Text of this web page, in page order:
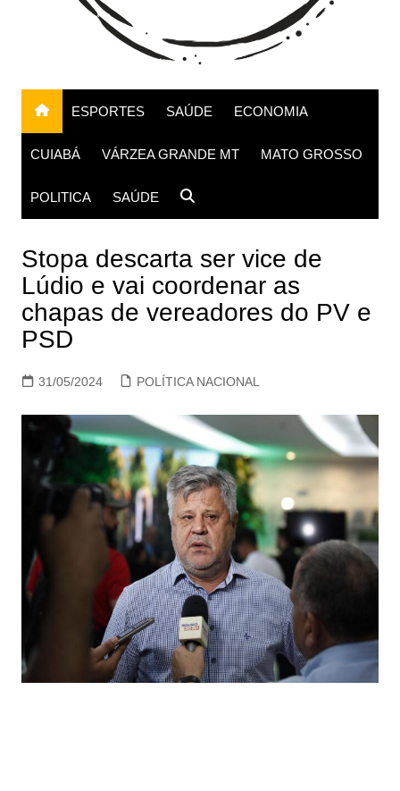
ESPORTES SAÚDE ECONOMIA
CUIABÁ VÁRZEA GRANDE MT MATO GROSSO
POLITICA SAÚDE
Stopa descarta ser vice de
Lúdio e vai coordenar as
chapas de vereadores do PV e
PSD
31/05/2024 POLÍTICA NACIONAL